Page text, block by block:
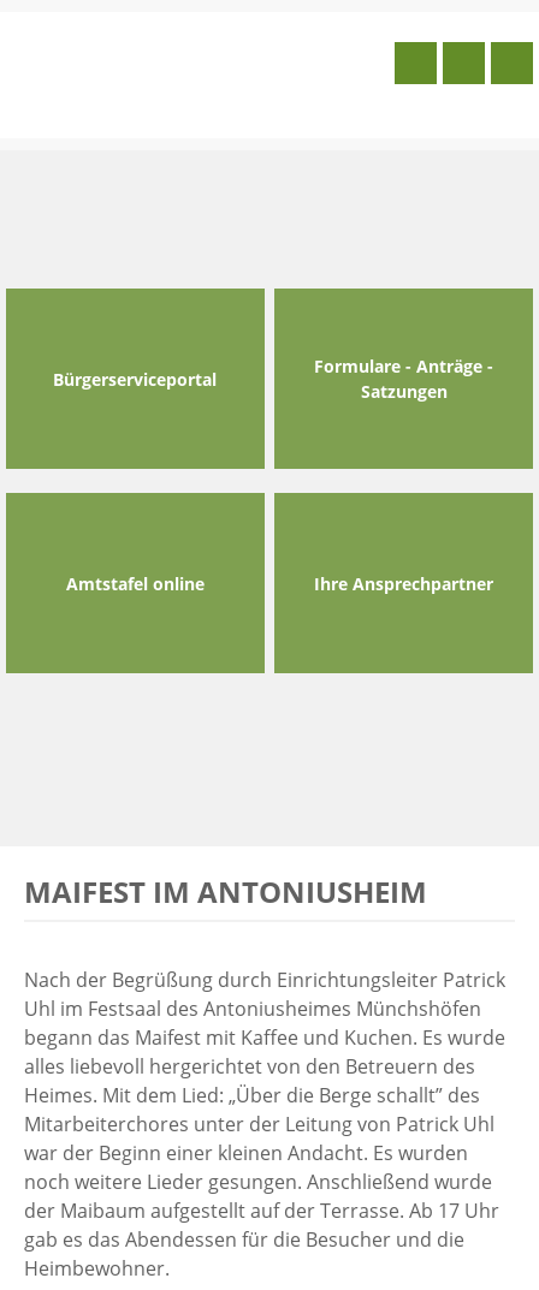
Bürgerserviceportal
Formulare - Anträge -
Satzungen
Amtstafel online Ihre Ansprechpartner
MAIFEST IM ANTONIUSHEIM
Nach der Begrüßung durch Einrichtungsleiter Patrick
Uhl im Festsaal des Antoniusheimes Münchshöfen
begann das Maifest mit Kaffee und Kuchen. Es wurde
alles liebevoll hergerichtet von den Betreuern des
Heimes. Mit dem Lied: „Über die Berge schallt” des
Mitarbeiterchores unter der Leitung von Patrick Uhl
war der Beginn einer kleinen Andacht. Es wurden
noch weitere Lieder gesungen. Anschließend wurde
der Maibaum aufgestellt auf der Terrasse. Ab 17 Uhr
gab es das Abendessen für die Besucher und die
Heimbewohner.